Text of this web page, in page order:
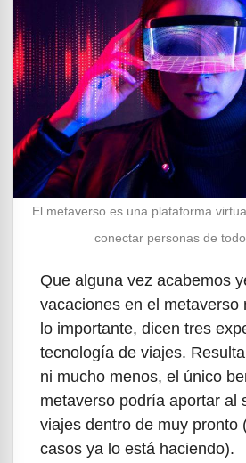
El metaverso es una plataforma
conectar personas de
Que alguna vez acabemos
vacaciones en el metaverso
lo importante, dicen tres
tecnología de viajes.
ni mucho menos, el único
metaverso podría aportar al
viajes dentro de muy pronto
casos ya lo está haciendo).